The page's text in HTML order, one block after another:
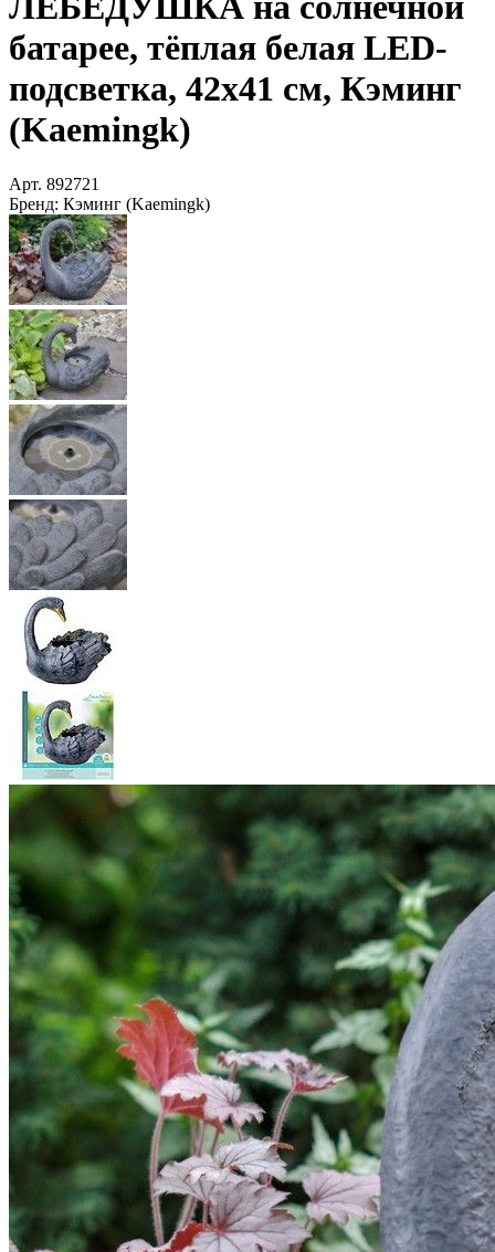
батарее, тёплая белая LED-
подсветка, 42х41 см, Кэминг
(Kaemingk)
Арт. 892721
Бренд: Кэминг (Kaemingk)